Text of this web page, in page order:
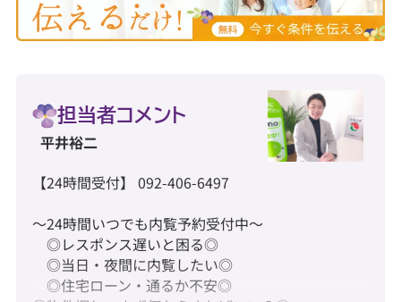
担当者コメント
平井裕二
【24時間受付】 092-406-6497
～24時間いつでも内覧予約受付中～
◎レスポンス遅いと困る◎
◎当日・夜間に内覧したい◎
◎住宅ローン・通るか不安◎